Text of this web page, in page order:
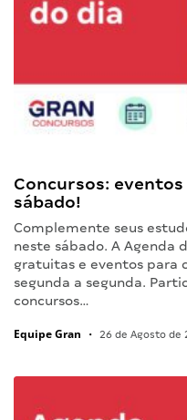
Concursos:
sábado!
Complemente seus
neste sábado. A Agenda
gratuitas e eventos para
segunda a segunda.
concursos…
Equipe Gran • 26 de Agosto de